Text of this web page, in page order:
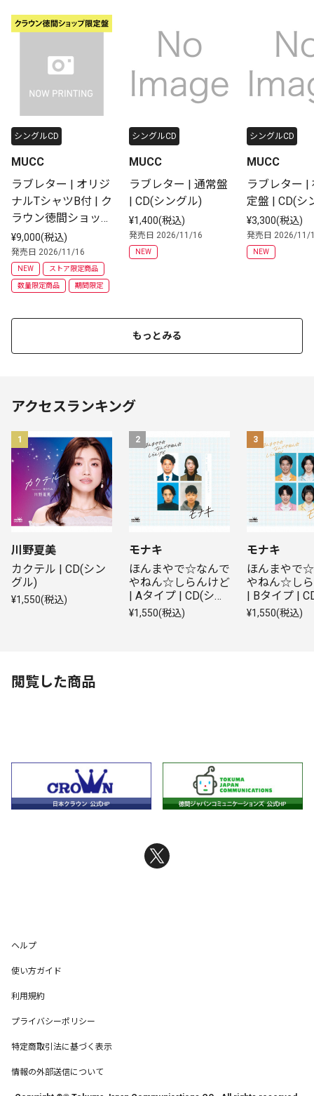
シングルCD
MUCC
ラブレター | オリジ
ナルTシャツB付 | ク
ラウン徳間ショップ
限定盤 | CD(シング
ル初回限定盤)
¥9,000(税込)
発売日 2026/11/16
NEW ストア限定商品
数量限定商品 期間限定
シングルCD
MUCC
ラブレター | 通常盤
| CD(シングル)
¥1,400(税込)
発売日 2026/11/16
NEW
シングルCD
MUCC
ラブレター |
定盤 | CD(シ
¥3,300(税込)
発売日 2026/11/
NEW
もっとみる
アクセスランキング
1
川野夏美
カクテル | CD(シン
グル)
¥1,550(税込)
2
モナキ
ほんまやで☆なんで
やねん☆しらんけど
| Aタイプ | CD(シン
グル)
¥1,550(税込)
3
モナキ
ほんまやで
やねん☆し
| Bタイプ |
グル)
¥1,550(税込)
閲覧した商品
ヘルプ
使い方ガイド
利用規約
プライバシーポリシー
特定商取引法に基づく表示
情報の外部送信について